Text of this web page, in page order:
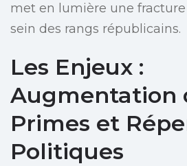
met en lumière une
sein des rangs républicains.
Les Enjeux :
Augmentation
Primes et
Politiques